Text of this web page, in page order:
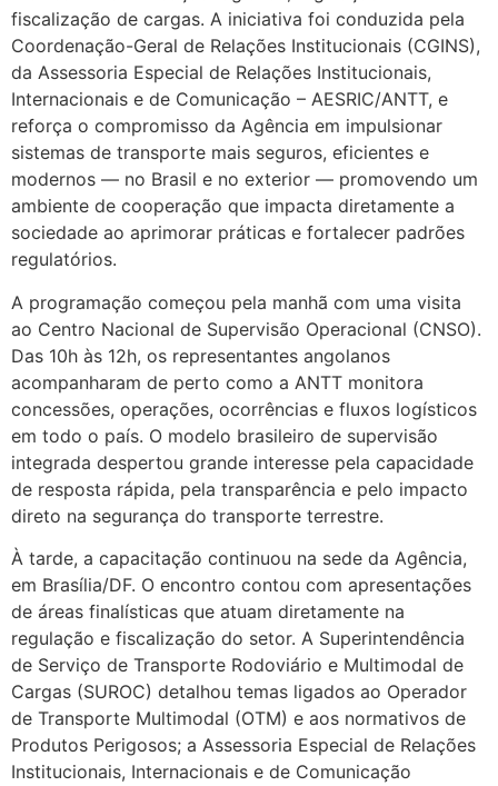
fiscalização de cargas. A iniciativa foi conduzida pela
Coordenação-Geral de Relações Institucionais (CGINS),
da Assessoria Especial de Relações Institucionais,
Internacionais e de Comunicação – AESRIC/ANTT, e
reforça o compromisso da Agência em impulsionar
sistemas de transporte mais seguros, eficientes e
modernos — no Brasil e no exterior — promovendo um
ambiente de cooperação que impacta diretamente a
sociedade ao aprimorar práticas e fortalecer padrões
regulatórios.
A programação começou pela manhã com uma visita
ao Centro Nacional de Supervisão Operacional (CNSO).
Das 10h às 12h, os representantes angolanos
acompanharam de perto como a ANTT monitora
concessões, operações, ocorrências e fluxos logísticos
em todo o país. O modelo brasileiro de supervisão
integrada despertou grande interesse pela capacidade
de resposta rápida, pela transparência e pelo impacto
direto na segurança do transporte terrestre.
À tarde, a capacitação continuou na sede da Agência,
em Brasília/DF. O encontro contou com apresentações
de áreas finalísticas que atuam diretamente na
regulação e fiscalização do setor. A Superintendência
de Serviço de Transporte Rodoviário e Multimodal de
Cargas (SUROC) detalhou temas ligados ao Operador
de Transporte Multimodal (OTM) e aos normativos de
Produtos Perigosos; a Assessoria Especial de Relações
Institucionais, Internacionais e de Comunicação